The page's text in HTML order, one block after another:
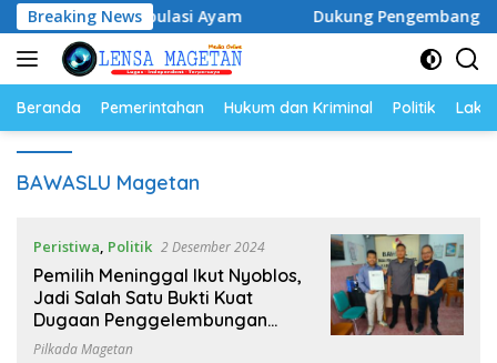
Langsung
ke
konten
Breaking News
dan Populasi Ayam Dukung Pengembangan
Beranda Pemerintahan Hukum dan Kriminal Politik
BAWASLU Magetan
Peristiwa, Politik 2 Desember 2024
Pemilih Meninggal Ikut Nyoblos,
Jadi Salah Satu Bukti Kuat
Dugaan Penggelembungan
Suara di TPS
Pilkada Magetan